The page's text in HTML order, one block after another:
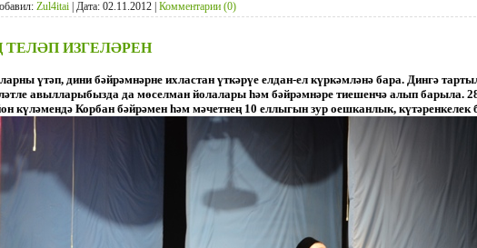
Zul4itai Дата: 02.11.2012 Комментарии (0)
ИЗГЕЛӘРЕН
үтәп, дини бәйрәмнәрне ихластан үткәрүе елдан-ел күркәмләнә бара. Дингә
авылларыбызда да мөселман йолалары һәм бәйрәмнәре тиешенчә алып барыла.
күләмендә Корбан бәйрәмен һәм мәчетнең 10 еллыгын зур оешканлык, күтәренкелек